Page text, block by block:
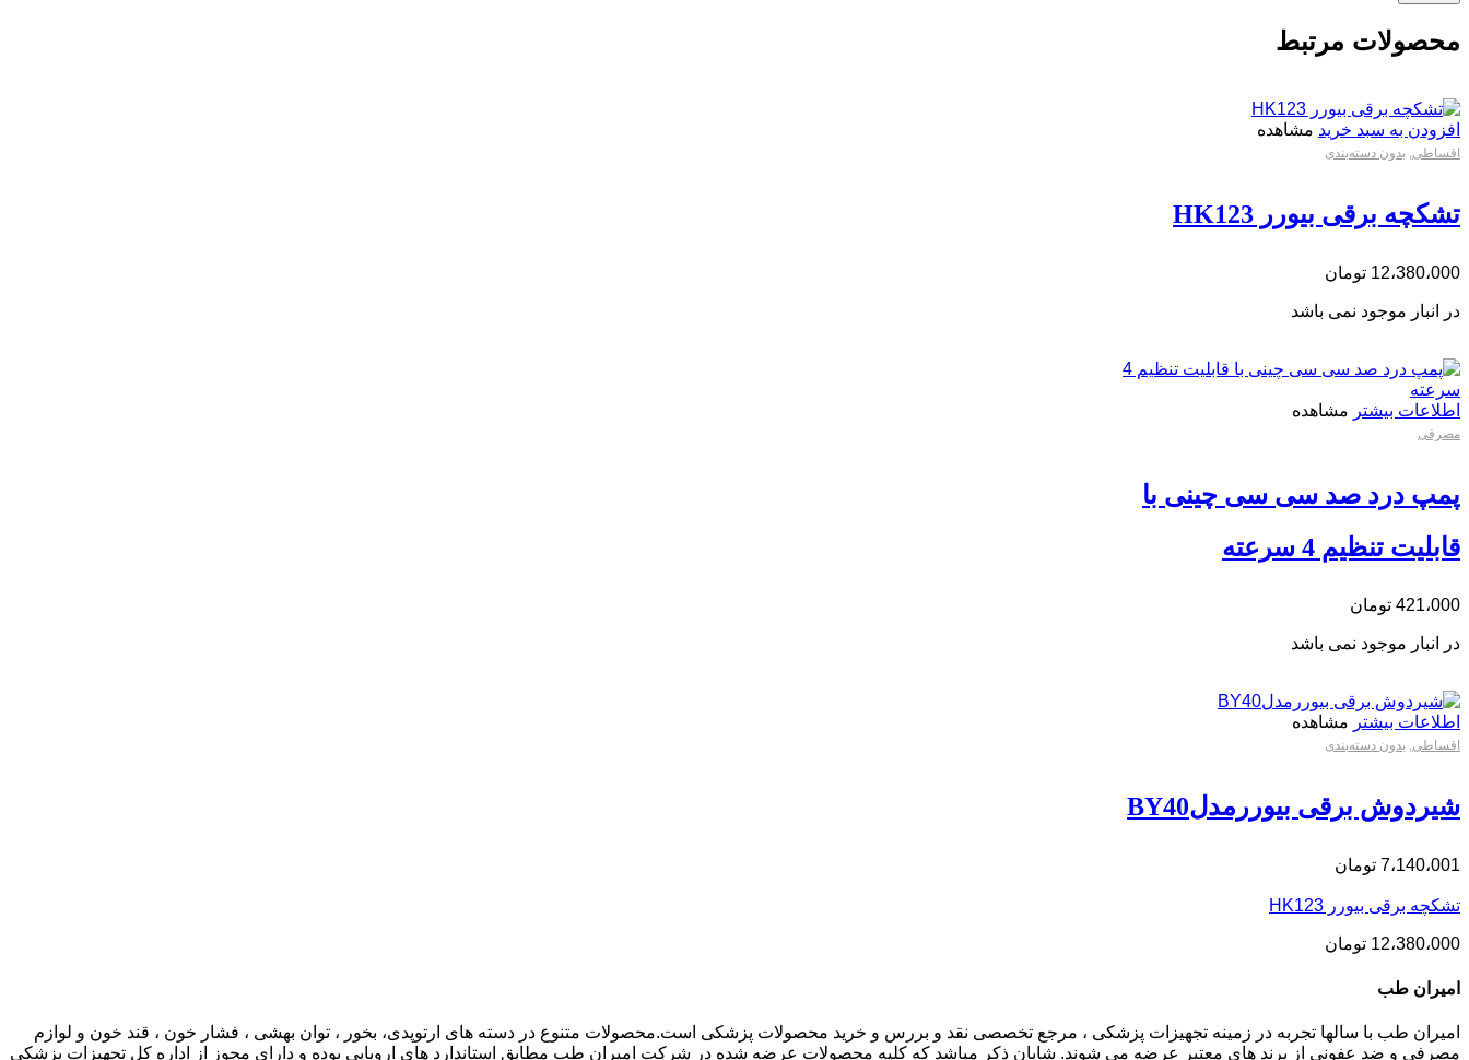
محصولات مرتبط
افزودن به سبد خرید مشاهده
اقساطی, بدون دسته‌بندی
تشکچه برقی بیورر HK123
12،380،000 تومان
در انبار موجود نمی باشد
اطلاعات بیشتر مشاهده
مصرفی
پمپ درد صد سی سی چینی با
قابلیت تنظیم 4 سرعته
421،000 تومان
در انبار موجود نمی باشد
اطلاعات بیشتر مشاهده
اقساطی, بدون دسته‌بندی
شیردوش برقی بیوررمدلBY40
7،140،001 تومان
تشکچه برقی بیورر HK123
12،380،000 تومان
امیران طب
امیران طب با سالها تجربه در زمینه تجهیزات پزشکی ، مرجع تخصصی نقد و بررس و خرید محصولات پزشکی است.محصولات متنوع در دسته های ارتوپدی، بخور ، توان بهشی ، فشار خون ، قند خون و لوازم
مصرفی و ضد عفونی از برند های معتبر عرضه می شوند. شایان ذکر مباشد که کلیه محصولات عرضه شده در شرکت امیران طب مطابق استاندارد های اروپایی بوده و دارای مجوز از اداره کل تجهیزات پزشکی